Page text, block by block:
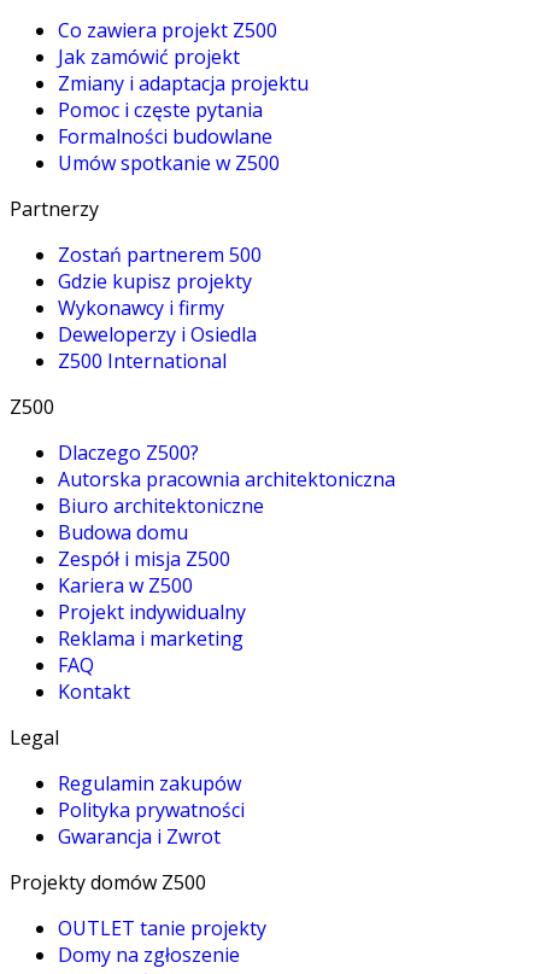
Co zawiera projekt Z500
Jak zamówić projekt
Zmiany i adaptacja projektu
Pomoc i częste pytania
Formalności budowlane
Umów spotkanie w Z500
Partnerzy
Zostań partnerem 500
Gdzie kupisz projekty
Wykonawcy i firmy
Deweloperzy i Osiedla
Z500 International
Z500
Dlaczego Z500?
Autorska pracownia architektoniczna
Biuro architektoniczne
Budowa domu
Zespół i misja Z500
Kariera w Z500
Projekt indywidualny
Reklama i marketing
FAQ
Kontakt
Legal
Regulamin zakupów
Polityka prywatności
Gwarancja i Zwrot
Projekty domów Z500
OUTLET tanie projekty
Domy na zgłoszenie